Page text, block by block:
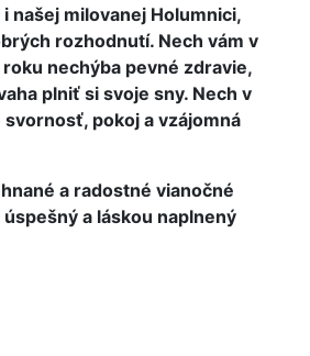
našej milovanej Holumnici,
rozhodnutí. Nech vám v
nechýba pevné zdravie,
plniť si svoje sny. Nech v
svornosť, pokoj a vzájomná
a radostné vianočné
a láskou naplnený